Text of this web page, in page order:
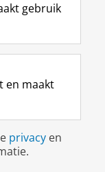
t
r
m
c
c
o
T
e
k
a
a
gebruik
en maakt
privacy en